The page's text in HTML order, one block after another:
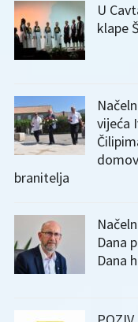
U
klape
vijeća
branitelja
Dana
Dana